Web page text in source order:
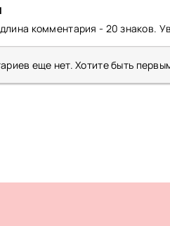
комментария - 20 знаков.
еще нет. Хотите быть